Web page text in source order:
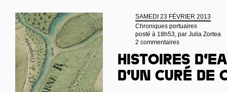
SAMEDI 23 FÉVRIER 2013
Chroniques portuaires
posté à 18h53, par Julia Zortea
2 commentaires
Histoires
d’un curé de